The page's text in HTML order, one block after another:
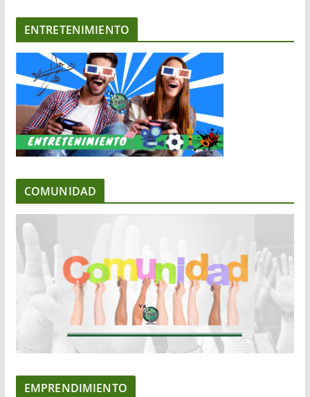
ENTRETENIMIENTO
COMUNIDAD
EMPRENDIMIENTO